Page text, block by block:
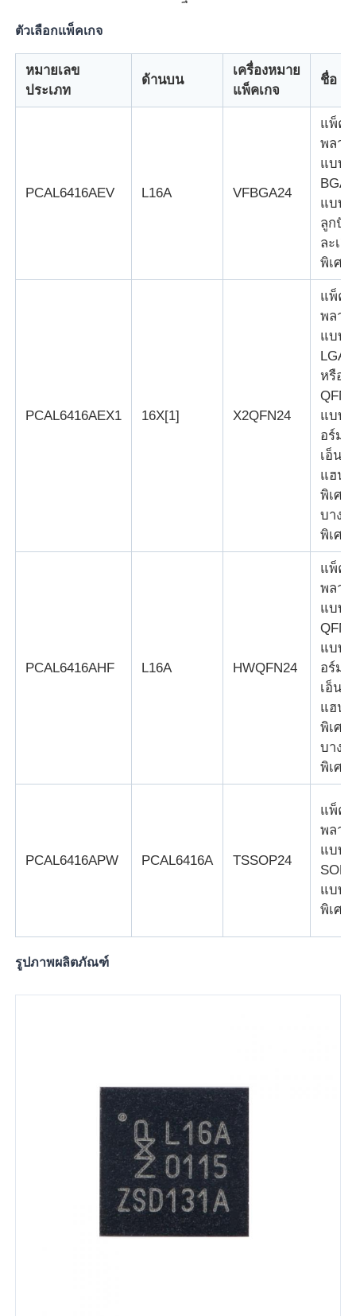
ระบบบนชิป (SOC)
CPLD PLD
โมดูลพลังงาน
เสาอากาศสื่อสาร
ชิปการจัดการพลังงาน
ตัวเลือกแพ็คเกจ
หมายเลข
ประเภท
ด้านบน
เครื่องหมาย
แพ็คเกจ
ชื่อ
PCAL6416AEV L16A VFBGA24
แพ็คเ
พลาส
แบบ
BGA
แบบเ
ลูกปัด
ละเอี
พิเศษ
PCAL6416AEX1 16X[1] X2QFN24
แพ็คเ
พลาส
แบบ
LGA
หรือ
QFN
แบบเ
อร์มอ
เอ็น
แฮนซ์
พิเศษ
บาง
พิเศษ
PCAL6416AHF L16A HWQFN24
แพ็คเ
พลาส
แบบ
QFN
แบบเ
อร์มอ
เอ็น
แฮนซ์
พิเศษ
บาง
พิเศษ
PCAL6416APW PCAL6416A TSSOP24
แพ็คเ
พลาส
แบบ
SOP
แบบบ
พิเศษ
รูปภาพผลิตภัณฑ์